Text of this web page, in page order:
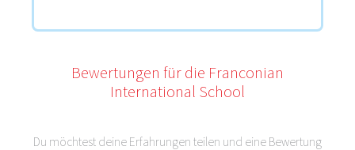
Bewertungen für die Franconian
International School
Du möchtest deine Erfahrungen teilen und eine Bewertung